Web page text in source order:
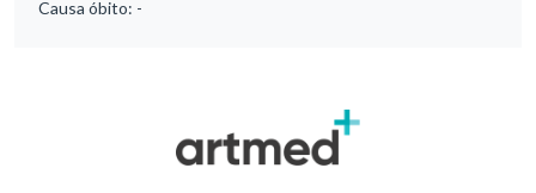
Causa óbito: -